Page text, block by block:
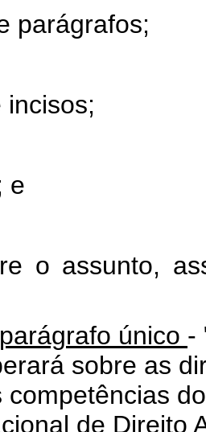
parágrafos;
incisos;
e
assim
único -
sobre as
competências
de Direito